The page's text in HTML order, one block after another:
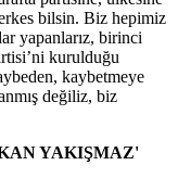
bilsin. Biz hepimiz
yapanlarız, birinci
kurulduğu
kaybetmeye
değiliz, biz
YAKIŞMAZ'